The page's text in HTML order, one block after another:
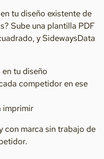
tu diseño existente de
Sube una plantilla PDF
y SidewaysData
tu diseño
competidor en ese
imprimir
con marca sin trabajo de